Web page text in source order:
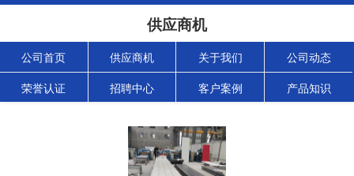
供应商机
公司首页 供应商机 关于我们 公司动态
荣誉认证 招聘中心 客户案例 产品知识